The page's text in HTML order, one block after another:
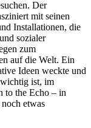
Der
mit seinen
Installationen, die
sozialer
zum
auf die Welt. Ein
Ideen weckte und
wichtig ist, im
to the Echo – in
etwas